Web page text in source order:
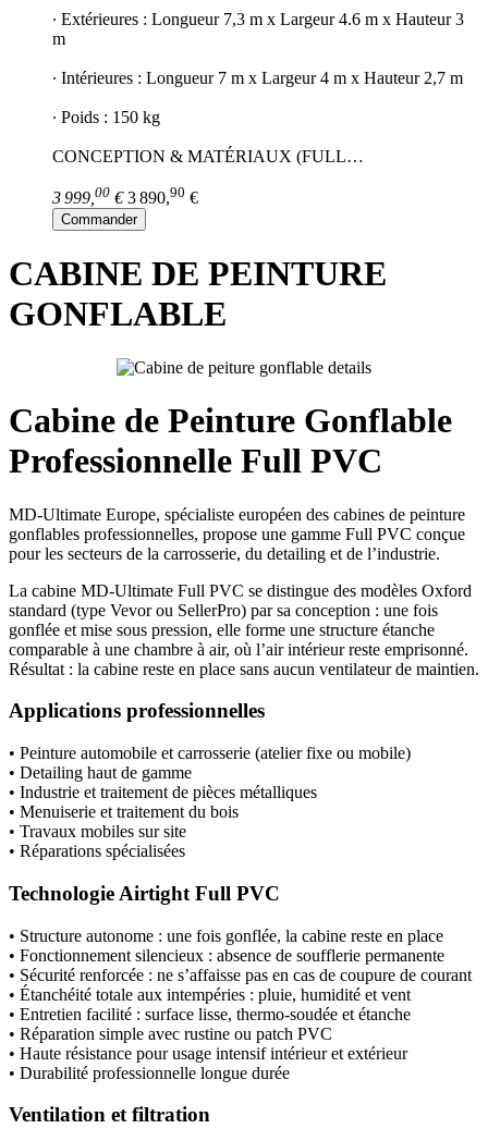
∙ Extérieures : Longueur 7,3 m x Largeur 4.6 m x Hauteur 3
m
∙ Intérieures : Longueur 7 m x Largeur 4 m x Hauteur 2,7 m
∙ Poids : 150 kg
CONCEPTION & MATÉRIAUX (FULL…
3 999, 00 €3 890,90 €
Commander
CABINE DE PEINTURE
GONFLABLE
Cabine de Peinture Gonflable
Professionnelle Full PVC
MD-Ultimate Europe, spécialiste européen des cabines de peinture
gonflables professionnelles, propose une gamme Full PVC conçue
pour les secteurs de la carrosserie, du detailing et de l’industrie.
La cabine MD-Ultimate Full PVC se distingue des modèles Oxford
standard (type Vevor ou SellerPro) par sa conception : une fois
gonflée et mise sous pression, elle forme une structure étanche
comparable à une chambre à air, où l’air intérieur reste emprisonné.
Résultat : la cabine reste en place sans aucun ventilateur de maintien.
Applications professionnelles
• Peinture automobile et carrosserie (atelier fixe ou mobile)
• Detailing haut de gamme
• Industrie et traitement de pièces métalliques
• Menuiserie et traitement du bois
• Travaux mobiles sur site
• Réparations spécialisées
Technologie Airtight Full PVC
• Structure autonome : une fois gonflée, la cabine reste en place
• Fonctionnement silencieux : absence de soufflerie permanente
• Sécurité renforcée : ne s’affaisse pas en cas de coupure de courant
• Étanchéité totale aux intempéries : pluie, humidité et vent
• Entretien facilité : surface lisse, thermo-soudée et étanche
• Réparation simple avec rustine ou patch PVC
• Haute résistance pour usage intensif intérieur et extérieur
• Durabilité professionnelle longue durée
Ventilation et filtration